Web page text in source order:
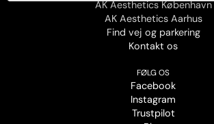
AK Aesthetics København
AK Aesthetics Aarhus
Find vej og parkering
Kontakt os
FØLG OS
Facebook
Instagram
Trustpilot